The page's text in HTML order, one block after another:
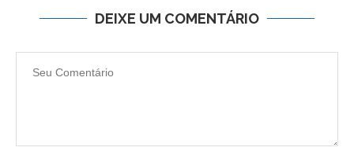
DEIXE UM COMENTÁRIO